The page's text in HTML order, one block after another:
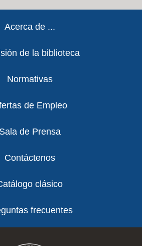
Acerca de ...
de la biblioteca
Normativas
de Empleo
Sala de Prensa
Contáctenos
clásico
frecuentes